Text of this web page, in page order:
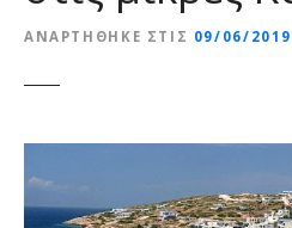
ΑΝΑΡΤΉΘΗΚΕ ΣΤΙΣ 09/06/2019